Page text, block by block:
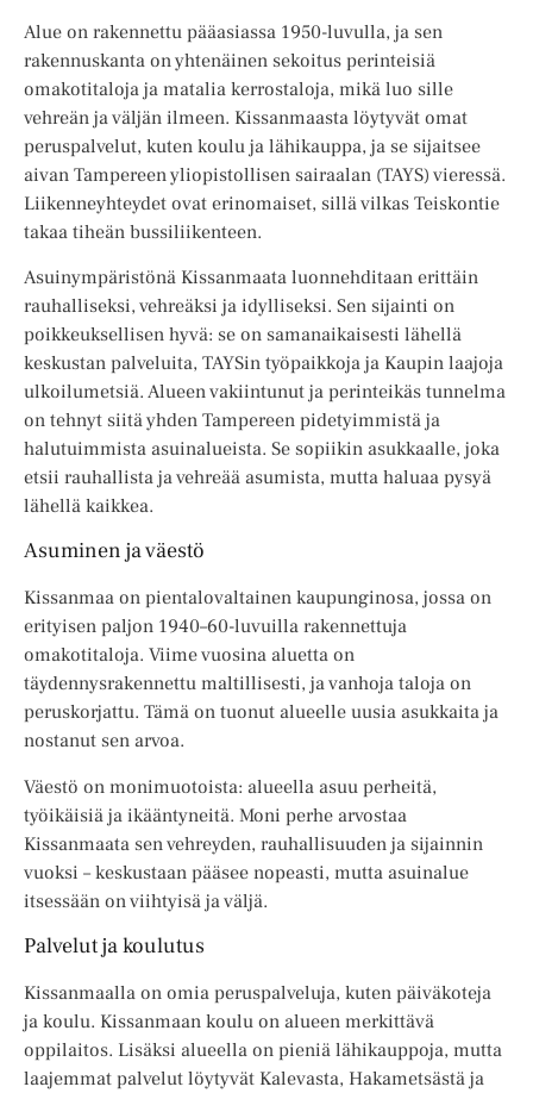
Alue on rakennettu pääasiassa 1950-luvulla, ja sen
rakennuskanta on yhtenäinen sekoitus perinteisiä
omakotitaloja ja matalia kerrostaloja, mikä luo sille
vehreän ja väljän ilmeen. Kissanmaasta löytyvät omat
peruspalvelut, kuten koulu ja lähikauppa, ja se sijaitsee
aivan Tampereen yliopistollisen sairaalan (TAYS) vieressä.
Liikenneyhteydet ovat erinomaiset, sillä vilkas Teiskontie
takaa tiheän bussiliikenteen.
Asuinympäristönä Kissanmaata luonnehditaan erittäin
rauhalliseksi, vehreäksi ja idylliseksi. Sen sijainti on
poikkeuksellisen hyvä: se on samanaikaisesti lähellä
keskustan palveluita, TAYSin työpaikkoja ja Kaupin laajoja
ulkoilumetsiä. Alueen vakiintunut ja perinteikäs tunnelma
on tehnyt siitä yhden Tampereen pidetyimmistä ja
halutuimmista asuinalueista. Se sopiikin asukkaalle, joka
etsii rauhallista ja vehreää asumista, mutta haluaa pysyä
lähellä kaikkea.
Asuminen ja väestö
Kissanmaa on pientalovaltainen kaupunginosa, jossa on
erityisen paljon 1940–60-luvuilla rakennettuja
omakotitaloja. Viime vuosina aluetta on
täydennysrakennettu maltillisesti, ja vanhoja taloja on
peruskorjattu. Tämä on tuonut alueelle uusia asukkaita ja
nostanut sen arvoa.
Väestö on monimuotoista: alueella asuu perheitä,
työikäisiä ja ikääntyneitä. Moni perhe arvostaa
Kissanmaata sen vehreyden, rauhallisuuden ja sijainnin
vuoksi – keskustaan pääsee nopeasti, mutta asuinalue
itsessään on viihtyisä ja väljä.
Palvelut ja koulutus
Kissanmaalla on omia peruspalveluja, kuten päiväkoteja
ja koulu. Kissanmaan koulu on alueen merkittävä
oppilaitos. Lisäksi alueella on pieniä lähikauppoja, mutta
laajemmat palvelut löytyvät Kalevasta, Hakametsästä ja